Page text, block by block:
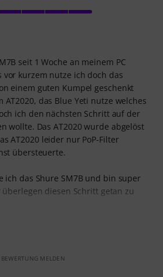
seit 1 Woche an meinem PC
vor kurzem nutze ich doch das
einem guten Kumpel geschenkt
AT2020, das Blue Yeti nutze welches
ich den nächsten Schritt auf der
wollte. Das AT2020 wurde abgelöst
AT2020 leider nur PoP-Filter
übersteuerte.
ich das Shure SM7B und bin super
diesen Schritt getan zu
BEWERTUNG MELDEN